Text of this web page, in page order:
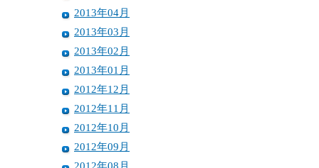
2013年04月
2013年03月
2013年02月
2013年01月
2012年12月
2012年11月
2012年10月
2012年09月
2012年08月